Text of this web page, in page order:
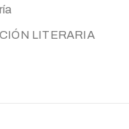
LITERARIA